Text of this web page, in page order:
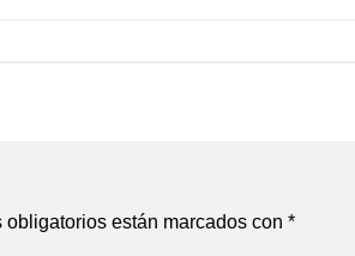
obligatorios están marcados con *